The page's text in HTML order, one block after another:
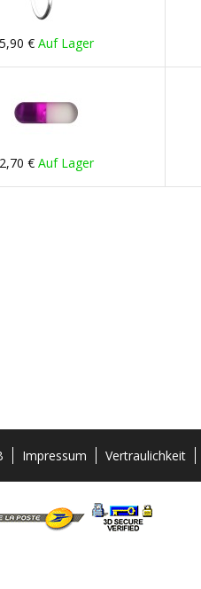
5,90 € Auf Lager
2,70 € Auf Lager
Impressum Vertraulichkeit